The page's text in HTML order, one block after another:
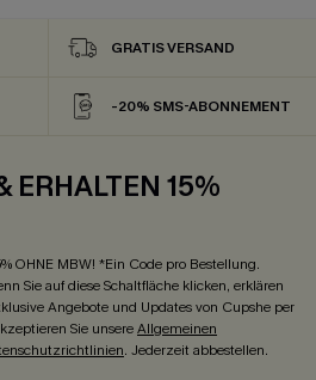
GRATIS VERSAND
-20% SMS-ABONNEMENT
ERHALTEN 15%
OHNE MBW! *Ein Code pro Bestellung.
Sie auf diese Schaltfläche klicken, erklären
Angebote und Updates von Cupshe per
Sie unsereAllgemeinen
. Jederzeit abbestellen.